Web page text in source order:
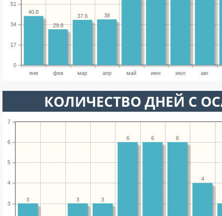
янв фев мар апр май июн июл авг
0
17
34
51
38
37.6
29.8
40.8
КОЛИЧЕСТВО ДНЕЙ С
3
4
5
6
7
4
6
6
6
3
3
3